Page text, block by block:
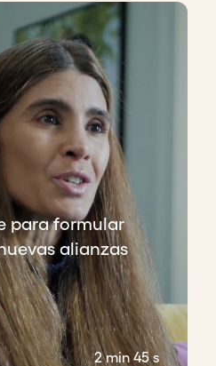
para formular
alianzas
2 min 45 s